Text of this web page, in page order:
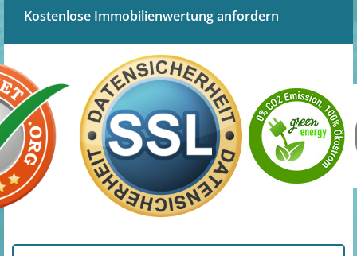
Kostenlose Immobilienwertung anfordern